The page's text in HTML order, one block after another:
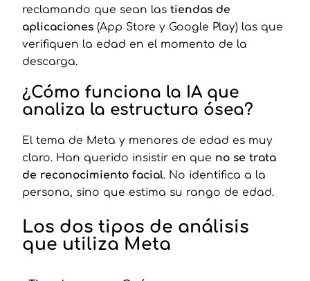
reclamando que sean las tiendas de
aplicaciones(App Store y Google Play) las que
verifiquen la edad en el momento de la
descarga.
¿Cómo funciona la IA que
analiza la estructura ósea?
El tema de Meta y menores de edad es muy
claro. Han querido insistir en que no se trata
de reconocimiento facial. No identifica a la
persona, sino que estima su rango de edad.
Los dos tipos de análisis
que utiliza Meta